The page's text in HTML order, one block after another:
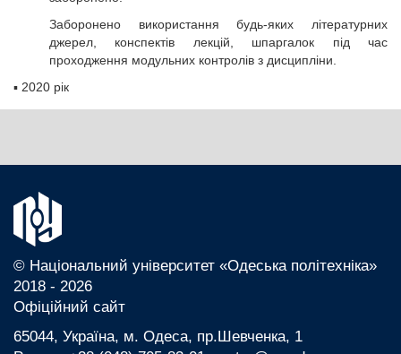
Заборонено використання будь-яких літературних
джерел, конспектів лекцій, шпаргалок під час
проходження модульних контролів з дисципліни.
▪ 2020 рік
© Національний університет «Одеська політехніка»
2018 - 2026
Офіційний сайт
65044, Україна, м. Одеса, пр.Шевченка, 1